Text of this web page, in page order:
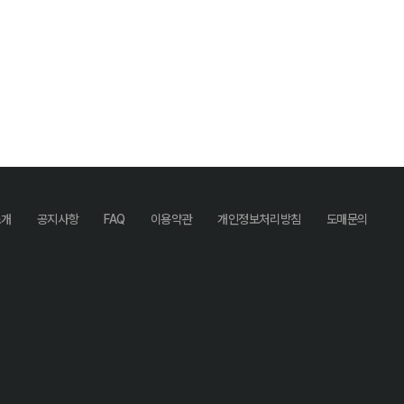
공지사항 FAQ 이용약관 개인정보처리방침 도매문의